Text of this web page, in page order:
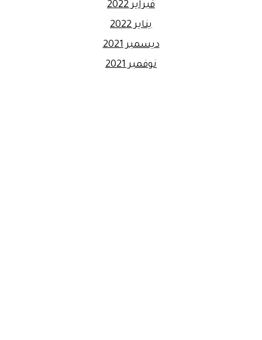
فبراير 2022
يناير 2022
ديسمبر 2021
نوفمبر 2021